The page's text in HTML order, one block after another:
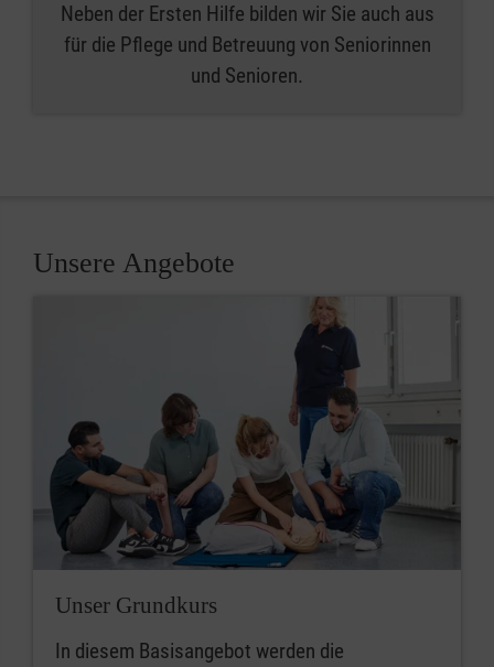
Neben der Ersten Hilfe bilden wir Sie auch aus
für die Pflege und Betreuung von Seniorinnen
und Senioren.
Unsere Angebote
Unser Grundkurs
In diesem Basisangebot werden die